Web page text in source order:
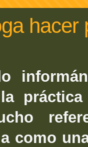
hacer
como